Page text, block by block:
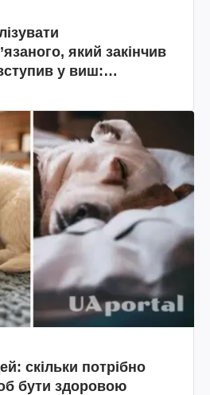
який закінчив
у виш:
скільки потрібно
бути здоровою